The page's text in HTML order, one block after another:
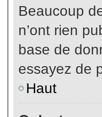
Beaucoup
n’ont rien
base de
essayez de
Haut